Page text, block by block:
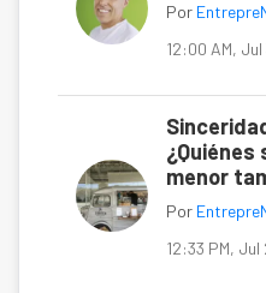
Por
12:00 AM, Jul
¿Quiénes
menor
Por
12:33 PM, Jul